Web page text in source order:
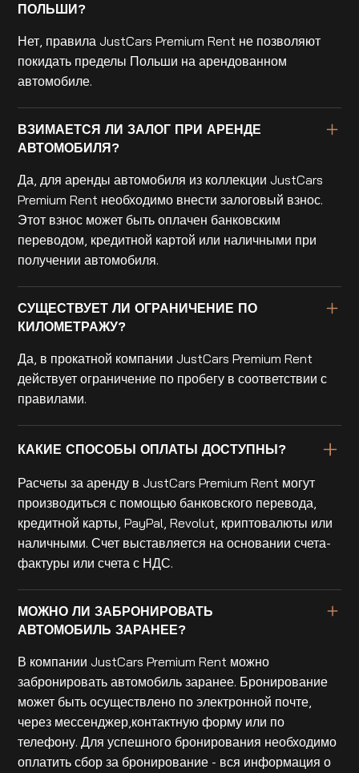
ПОЛЬШИ?
Нет, правила JustCars Premium Rent не позволяют
покидать пределы Польши на арендованном
автомобиле.
ВЗИМАЕТСЯ ЛИ ЗАЛОГ ПРИ АРЕНДЕ
АВТОМОБИЛЯ?
Да, для аренды автомобиля из коллекции JustCars
Premium Rent необходимо внести залоговый взнос.
Этот взнос может быть оплачен банковским
переводом, кредитной картой или наличными при
получении автомобиля.
СУЩЕСТВУЕТ ЛИ ОГРАНИЧЕНИЕ ПО
КИЛОМЕТРАЖУ?
Да, в прокатной компании JustCars Premium Rent
действует ограничение по пробегу в соответствии с
правилами.
КАКИЕ СПОСОБЫ ОПЛАТЫ ДОСТУПНЫ?
Расчеты за аренду в JustCars Premium Rent могут
производиться с помощью банковского перевода,
кредитной карты, PayPal, Revolut, криптовалюты или
наличными. Счет выставляется на основании счета-
фактуры или счета с НДС.
МОЖНО ЛИ ЗАБРОНИРОВАТЬ
АВТОМОБИЛЬ ЗАРАНЕЕ?
В компании JustCars Premium Rent можно
забронировать автомобиль заранее. Бронирование
может быть осуществлено по электронной почте,
через мессенджер,контактную форму или по
телефону. Для успешного бронирования необходимо
оплатить сбор за бронирование - вся информация о